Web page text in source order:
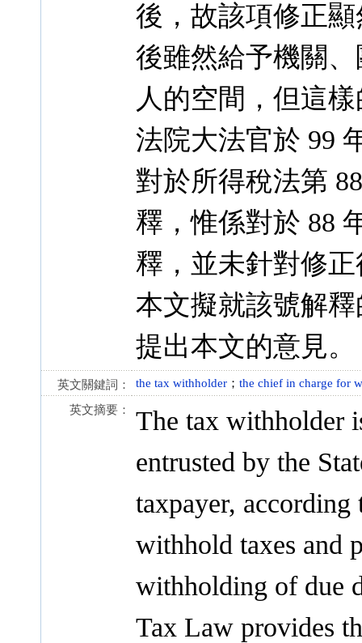
後，故該項修正
後雖然給予機關
人的空間，但這
法院大法官於 99
對於所得稅法第
釋，惟係對於 88
釋，並未針對修
本文擬就該號解
提出本文的意見。
英文關鍵詞： the tax withholder ； the chief in charge for
英文摘要：
The tax withholder
entrusted by the
taxpayer,
withhold taxes and
withholding of due
Tax Law provides